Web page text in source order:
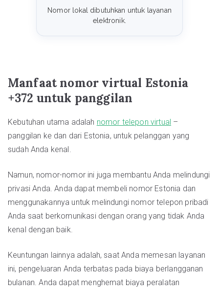
Nomor lokal dibutuhkan untuk layanan
elektronik.
Manfaat nomor virtual Estonia
+372 untuk panggilan
Kebutuhan utama adalah nomor telepon virtual –
panggilan ke dan dari Estonia, untuk pelanggan yang
sudah Anda kenal.
Namun, nomor-nomor ini juga membantu Anda melindungi
privasi Anda. Anda dapat membeli nomor Estonia dan
menggunakannya untuk melindungi nomor telepon pribadi
Anda saat berkomunikasi dengan orang yang tidak Anda
kenal dengan baik.
Keuntungan lainnya adalah, saat Anda memesan layanan
ini, pengeluaran Anda terbatas pada biaya berlangganan
bulanan. Anda dapat menghemat biaya peralatan